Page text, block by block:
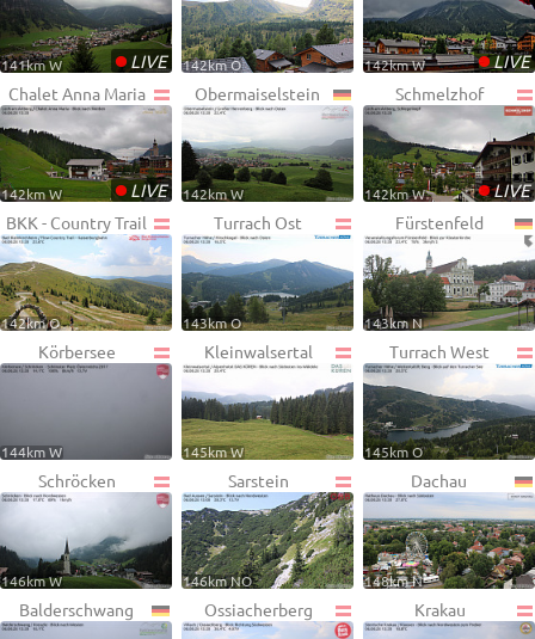
•LIVE
141km W 142km O •LIVE
142km W
Chalet Anna Maria
•LIVE
142km W
Obermaiselstein
142km W
Schmelzhof
•LIVE
142km W
BKK - Country Trail
142km O
Turrach Ost
143km O
Fürstenfeld
143km N
Körbersee
144km W
Kleinwalsertal
145km W
Turrach West
145km O
Schröcken
146km W
Sarstein
146km NO
Dachau
148km N
Balderschwang Ossiacherberg Krakau